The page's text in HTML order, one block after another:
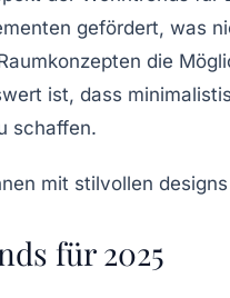
gefördert, was
die
ist, dass
schaffen.
für 2025